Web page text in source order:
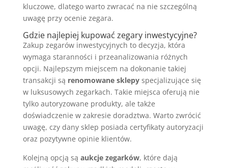
kluczowe, dlatego warto zwracać na nie szczególną
uwagę przy ocenie zegara.
Gdzie najlepiej kupować zegary inwestycyjne?
Zakup zegarów inwestycyjnych to decyzja, która
wymaga staranności i przeanalizowania różnych
opcji. Najlepszym miejscem na dokonanie takiej
transakcji są renomowane sklepyspecjalizujące się
w luksusowych zegarkach. Takie miejsca oferują nie
tylko autoryzowane produkty, ale także
doświadczenie w zakresie doradztwa. Warto zwrócić
uwagę, czy dany sklep posiada certyfikaty autoryzacji
oraz pozytywne opinie klientów.
Kolejną opcją są aukcje zegarków, które dają